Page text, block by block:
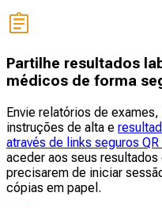
Partilhe resultados
médicos de forma
Envie relatórios de
instruções de alta e
através de links seguros
aceder aos seus
precisarem de iniciar
cópias em papel.